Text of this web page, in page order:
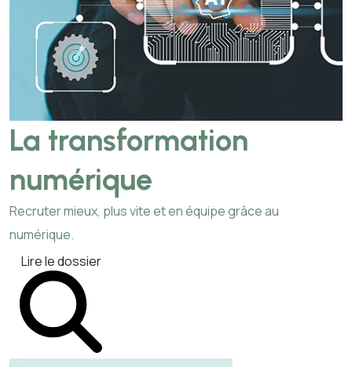
La transformation
numérique
Recruter mieux, plus vite et en équipe grâce au
numérique.
Lire le dossier